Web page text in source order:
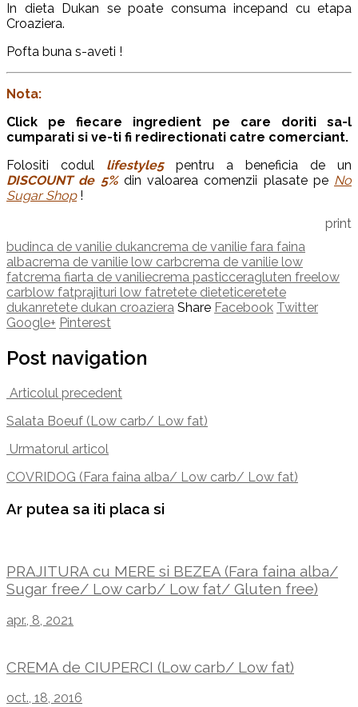
In dieta Dukan se poate consuma incepand cu etapa
Croaziera.
Pofta buna s-aveti !
Nota:
Click pe fiecare ingredient pe care doriti sa-l
cumparati si ve-ti fi redirectionati catre comerciant.
Folositi codul lifestyle5pentru a beneficia de un
DISCOUNT de 5%din valoarea comenzii plasate pe No
Sugar Shop!
print
budinca de vanilie dukancrema de vanilie fara faina
albacrema de vanilie low carbcrema de vanilie low
fatcrema fiarta de vaniliecrema pasticceragluten freelow
carblow fatprajituri low fatretete dieteticeretete
dukanretete dukan croaziera Share Facebook Twitter
Google+ Pinterest
Post navigation
Articolul precedent
Salata Boeuf (Low carb/ Low fat)
Urmatorul articol
COVRIDOG (Fara faina alba/ Low carb/ Low fat)
Ar putea sa iti placa si
PRAJITURA cu MERE si BEZEA (Fara faina alba/
Sugar free/ Low carb/ Low fat/ Gluten free)
apr., 8, 2021
CREMA de CIUPERCI (Low carb/ Low fat)
oct., 18, 2016